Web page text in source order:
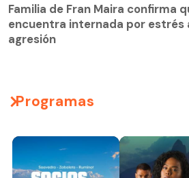
Familia de Fran Maira confirma
encuentra internada por estrés
agresión
Programas